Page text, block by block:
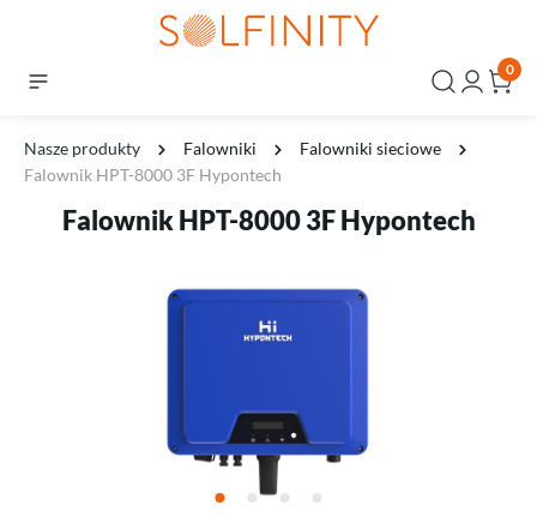
0
Nasze produkty Falowniki
Falowniki sieciowe
Falownik HPT-8000 3F Hypontech
Falownik HPT-8000 3F Hypontech